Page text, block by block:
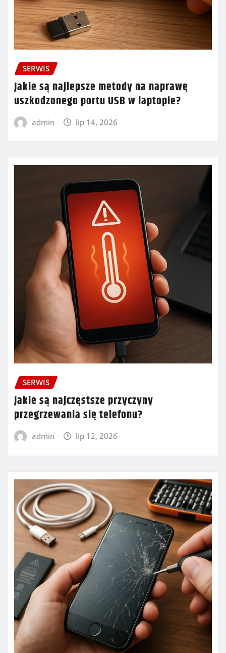
SERWIS
Jakie są najlepsze metody na naprawę
uszkodzonego portu USB w laptopie?
admin lip 14, 2026
SERWIS
Jakie są najczęstsze przyczyny
przegrzewania się telefonu?
admin lip 12, 2026